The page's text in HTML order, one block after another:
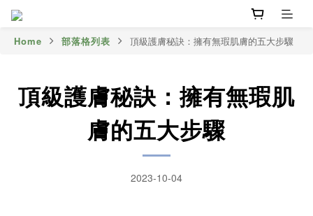
Home 部落格列表 頂級護膚秘訣：擁有無瑕肌膚的五大步驟
頂級護膚秘訣：擁有無瑕肌
膚的五大步驟
2023-10-04